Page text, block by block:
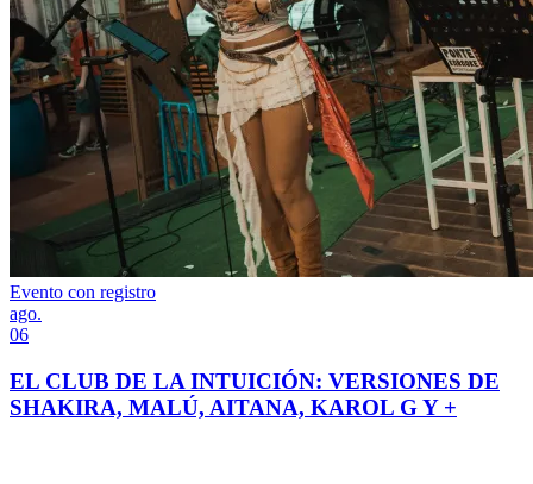
Evento con registro
ago.
06
EL CLUB DE LA INTUICIÓN: VERSIONES DE
SHAKIRA, MALÚ, AITANA, KAROL G Y +